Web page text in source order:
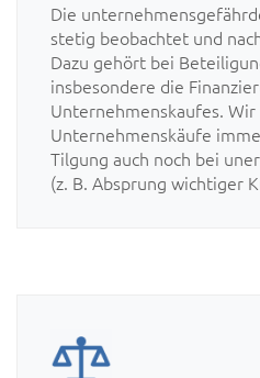
Die
stetig beobachtet und
Dazu gehört bei
insbesondere die
Unternehmenskaufes.
Unternehmenskäufe
Tilgung auch noch bei
(z. B. Absprung wichtiger